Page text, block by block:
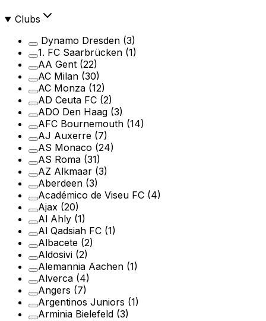
Clubs
Dynamo Dresden (3)
1. FC Saarbrücken (1)
AA Gent (22)
AC Milan (30)
AC Monza (12)
AD Ceuta FC (2)
ADO Den Haag (3)
AFC Bournemouth (14)
AJ Auxerre (7)
AS Monaco (24)
AS Roma (31)
AZ Alkmaar (3)
Aberdeen (3)
Académico de Viseu FC (4)
Ajax (20)
Al Ahly (1)
Al Qadsiah FC (1)
Albacete (2)
Aldosivi (2)
Alemannia Aachen (1)
Alverca (4)
Angers (7)
Argentinos Juniors (1)
Arminia Bielefeld (3)